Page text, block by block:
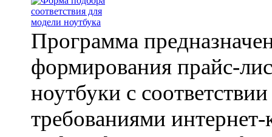
Программа
формирования прайс-
ноутбуки с соответствии
требованиями интернет-